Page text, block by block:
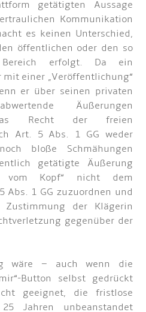
getätigten Aussage
Kommunikation
es keinen Unterschied,
öffentlichen oder den so
Bereich erfolgt. Da ein
einer „Veröffentlichung“
er über seinen privaten
Äußerungen
Recht der freien
Art. 5 Abs. 1 GG weder
bloße Schmähungen
getätigte Äußerung
vom Kopf“ nicht dem
Abs. 1 GG zuzuordnen und
der Klägerin
gegenüber der
wäre – auch wenn die
Button selbst gedrückt
geeignet, die fristlose
Jahren unbeanstandet